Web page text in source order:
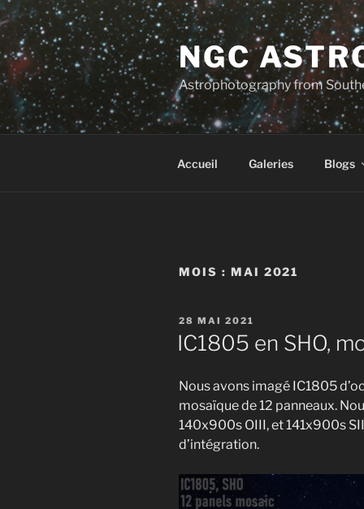
Aller
au
contenu
principal
NGC
Astrophotography from
Accueil Galeries Blogs
MOIS : MAI 2021
PUBLIÉ
LE
28 MAI 2021
IC1805 en SHO,
Nous avons imagé IC1805
mosaïque de 12 panneaux.
140x900s OIII, et 141x900s
d’intégration.